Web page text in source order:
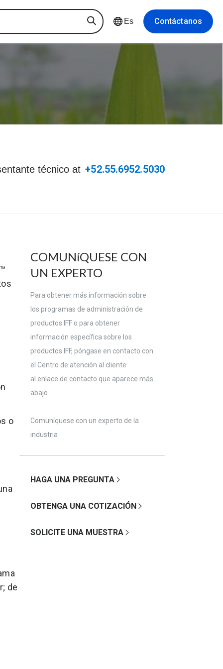
Es Contáctanos
técnico at +52.55.6952.5030
o
de
COMUNíQUESE CON
UN EXPERTO
Para obtener más información sobre
los programas de administración de
productos IFF o para obtener
información específica sobre los
productos IFF, póngase en contacto con
el Centro de atención al cliente
al enlace de contacto que aparece más
abajo.
Comuníquese con un experto de la
industria
HAGA UNA PREGUNTA
OBTENGA UNA COTIZACIÓN
SOLICITE UNA MUESTRA